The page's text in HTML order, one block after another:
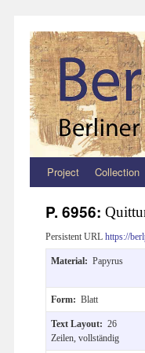
Zum
springen
Project Collection
P. 6956:
Persistent URL https://
Material: Papyrus
Form: Blatt
Text Layout: 26
Zeilen, vollständig